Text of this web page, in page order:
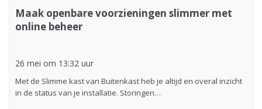
Maak openbare voorzieningen slimmer met
online beheer
26 mei om 13:32 uur
Met de Slimme kast van Buitenkast heb je altijd en overal inzicht
in de status van je installatie. Storingen…